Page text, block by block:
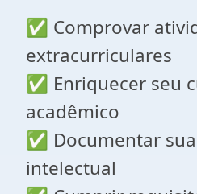
✅ Comprovar
extracurriculares
✅ Enriquecer seu
acadêmico
✅ Documentar
intelectual